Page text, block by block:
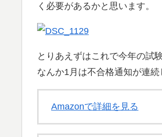
く必要があるかと思います。
とりあえずはこれで今年の試
なんか1月は不合格通知が連
Amazonで詳細を見る